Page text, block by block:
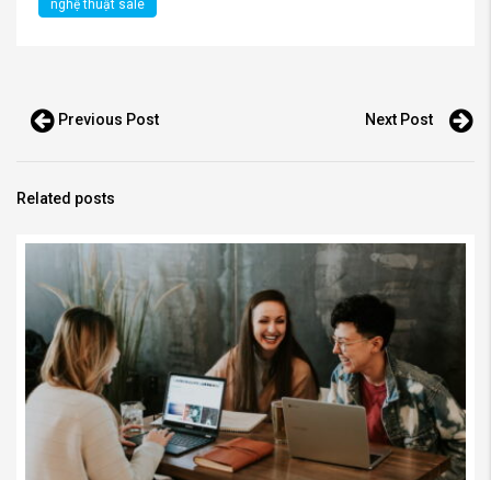
nghệ thuật sale
Previous Post Next Post
Related posts